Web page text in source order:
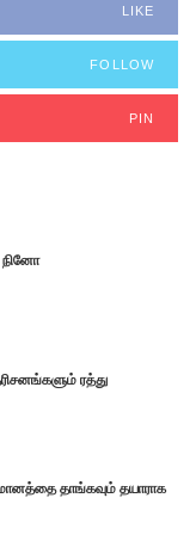
LIKE
FOLLOW
PIN
நினோ
ரத்து
தாங்கவும் தயாராக